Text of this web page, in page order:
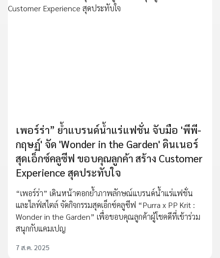
เพอร์ร่า” ย้ำแบรนด์น้ำแร่แฟชั่น จับมือ 'พีพี-
กฤษฏ์' จัด 'Wonder in the Garden' ดินเนอร์
สุดเอ็กซ์คลูซีฟ ขอบคุณลูกค้า สร้าง Customer
Experience สุดประทับใจ
“เพอร์ร่า” เดินหน้าตอกย้ำภาพลักษณ์แบรนด์น้ำแร่แฟชั่น
และไลฟ์สไตล์ จัดกิจกรรมสุดเอ็กซ์คลูซีฟ “Purra x PP Krit :
Wonder in the Garden” เพื่อขอบคุณลูกค้าผู้โชคดีที่เข้าร่วม
สนุกกับแคมเปญ
7 ส.ค. 2025